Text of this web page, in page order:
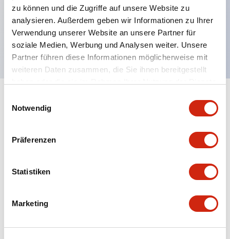
zu können und die Zugriffe auf unsere Website zu
analysieren. Außerdem geben wir Informationen zu Ihrer
Verwendung unserer Website an unsere Partner für
soziale Medien, Werbung und Analysen weiter. Unsere
Partner führen diese Informationen möglicherweise mit
weiteren Daten zusammen, die Sie ihnen bereitgestellt
Notwendig
Präferenzen
Statistiken
Marketing
einheitlich bei allen Serien mit einem Gehäuselänge
von 22 mm.
UL- und CSA-zertifiziert
Spezifikationen Alle erweitern+
Mounting and Installation Specifications